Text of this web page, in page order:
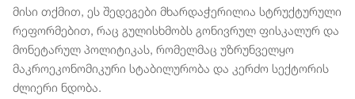
მისი თქმით, ეს შედეგები მხარდაჭერილია სტრუქტურული
რეფორმებით, რაც გულისხმობს გონივრულ ფისკალურ და
მონეტარულ პოლიტიკას, რომელმაც უზრუნველყო
მაკროეკონომიკური სტაბილურობა და კერძო სექტორის
ძლიერი ნდობა.